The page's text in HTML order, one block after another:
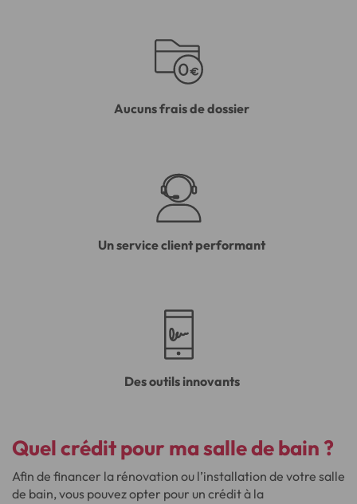
Aucuns frais de dossier
Un service client performant
Des outils innovants
Quel créditpour ma salle de bain ?
Afin de financer la rénovation ou l’installation de votre salle
de bain, vous pouvez opter pour un crédit à la